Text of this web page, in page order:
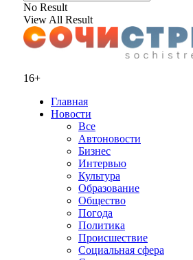
No Result
View All Result
16+
Главная
Новости
Все
Автоновости
Бизнес
Интервью
Культура
Образование
Общество
Погода
Политика
Происшествие
Социальная сфера